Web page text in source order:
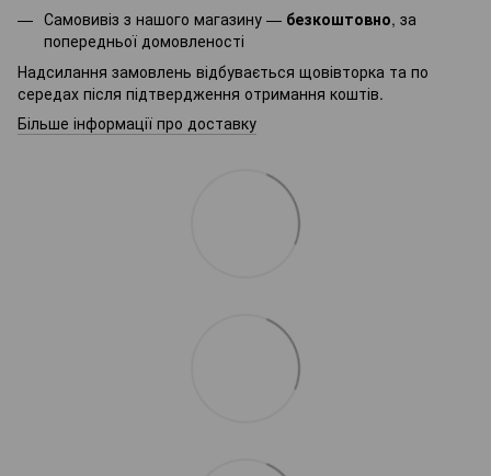
Самовивіз з нашого магазину — безкоштовно, за
попередньої домовленості
Надсилання замовлень відбувається щовівторка та по
середах після підтвердження отримання коштів.
Більше інформації про доставку